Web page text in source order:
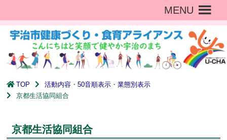
MENU
TOP 活動内容 ・50音順表示 ・業態別表示
京都生活協同組合
京都生活協同組合